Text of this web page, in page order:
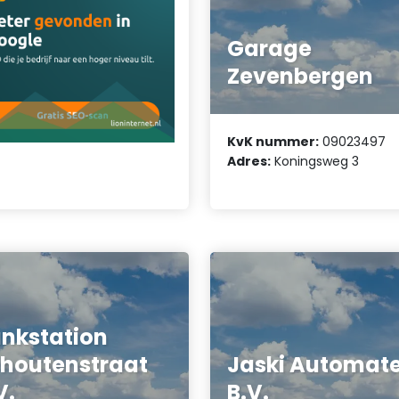
Garage
Zevenbergen
KvK nummer: 09023497
Adres: Koningsweg 3
Jaski
B.V.